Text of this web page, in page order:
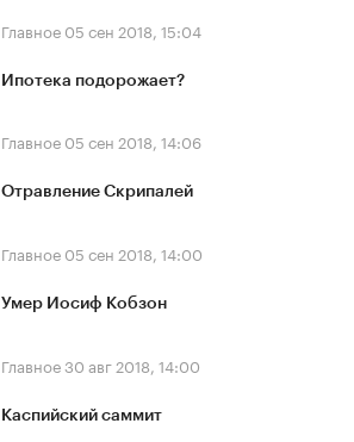
Главное 05 сен 2018, 15:04
Ипотека подорожает?
Главное 05 сен 2018, 14:06
Отравление Скрипалей
Главное 05 сен 2018, 14:00
Умер Иосиф Кобзон
Главное30 авг 2018, 14:00
Каспийский саммит